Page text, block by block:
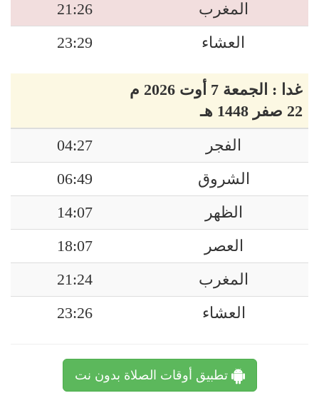
المغرب
21:26
العشاء
23:29
غدا : الجمعة 7 أوت 2026 م
22 صفر 1448 هـ
الفجر
04:27
الشروق
06:49
الظهر
14:07
العصر
18:07
المغرب
21:24
العشاء
23:26
تطبيق أوقات الصلاة بدون نت